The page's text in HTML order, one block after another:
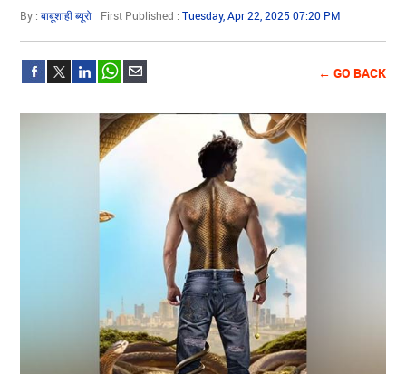
By :बाबूशाही ब्यूरो First Published :Tuesday, Apr 22, 2025 07:20 PM
← GO BACK